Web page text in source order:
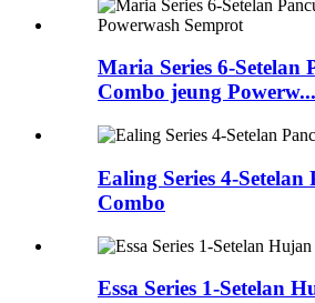
Maria Series 6-Setelan
Combo jeung Powerw...
Ealing Series 4-Setelan
Combo
Essa Series 1-Setelan